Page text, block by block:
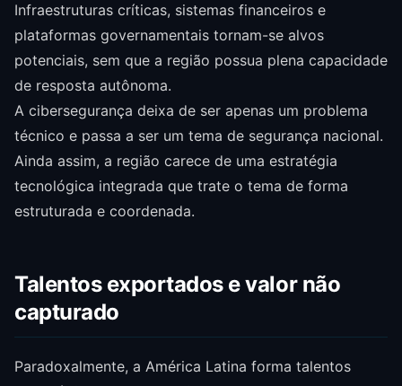
Infraestruturas críticas, sistemas financeiros e
plataformas governamentais tornam-se alvos
potenciais, sem que a região possua plena capacidade
de resposta autônoma.
A cibersegurança deixa de ser apenas um problema
técnico e passa a ser um tema de segurança nacional.
Ainda assim, a região carece de uma estratégia
tecnológica integrada que trate o tema de forma
estruturada e coordenada.
Talentos exportados e valor não
capturado
Paradoxalmente, a América Latina forma talentos